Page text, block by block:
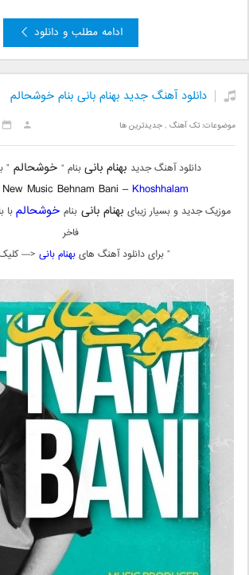
ادامه مطلب و دانلود
دانلود آهنگ جدید بهنام بانی بنام خوشحالم
موضوعات:تک آهنگ ,جدیدترین ها
دانلود آهنگ جدید بهنام بانیبنام “ خوشحالم”
Music Behnam Bani – Khoshhalam
موزیک جدید و بسیار زیبای بهنام بانیبنام خوشحالمبا
فاخر
” برای دانلود آهنگ هایبهنام بانی <—